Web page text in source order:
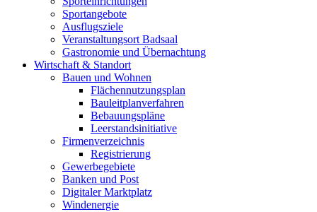
Sportangebote
Ausflugsziele
Veranstaltungsort Badsaal
Gastronomie und Übernachtung
Wirtschaft & Standort
Bauen und Wohnen
Flächennutzungsplan
Bauleitplanverfahren
Bebauungspläne
Leerstandsinitiative
Firmenverzeichnis
Registrierung
Gewerbegebiete
Banken und Post
Digitaler Marktplatz
Windenergie